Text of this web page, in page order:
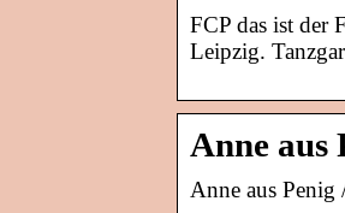
FCP das ist der
Leipzig.
Anne aus
Anne aus